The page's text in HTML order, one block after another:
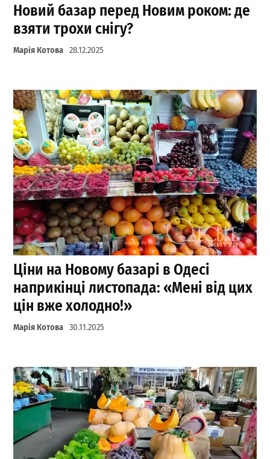
Новий базар перед Новим роком: де
взяти трохи снігу?
Марія Котова 28.12.2025
Ціни на Новому базарі в Одесі
наприкінці листопада: «Мені від цих
цін вже холодно!»
Марія Котова 30.11.2025